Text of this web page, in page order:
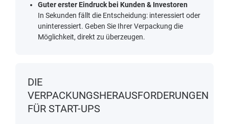
Guter erster Eindruck bei Kunden & Investoren
In Sekunden fällt die Entscheidung: interessiert oder
uninteressiert. Geben Sie Ihrer Verpackung die
Möglichkeit, direkt zu überzeugen.
DIE
VERPACKUNGSHERAUSFORDERUNGEN
FÜR START-UPS